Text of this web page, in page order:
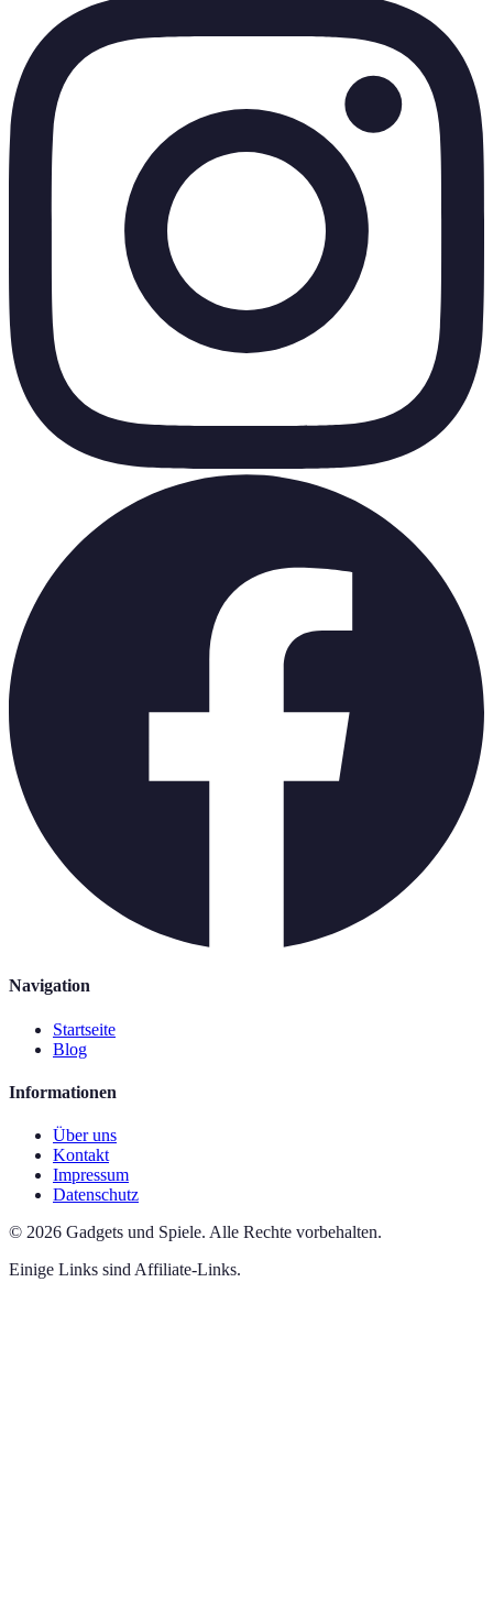
Navigation
Startseite
Blog
Informationen
Über uns
Kontakt
Impressum
Datenschutz
© 2026 Gadgets und Spiele. Alle Rechte vorbehalten.
Einige Links sind Affiliate-Links.